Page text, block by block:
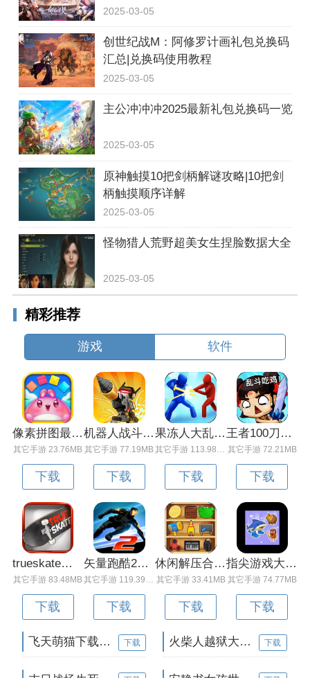
2025-03-05
创世纪战M：阿修罗计画礼包兑换码
汇总|兑换码使用教程
2025-03-05
主公冲冲冲2025最新礼包兑换码一览
2025-03-05
原神触摸10把剑柄解谜攻略|10把剑
柄触摸顺序详解
2025-03-05
怪物猎人荒野超美女生捏脸数据大全
2025-03-05
精彩推荐
游戏 软件
像素拼图最新版下载v5.01 安卓版
其它手游 23.76MB
下载
机器人战斗竞技场手机版下载v3.71 安卓版
其它手游 77.19MB
下载
果冻人大乱斗最新版下载v1.1.0 安卓版
下载
王者100刀最新版下载v1.2 安卓版
其它手游 72.21MB
下载
trueskate真实滑板正版下载v1.5.102 安卓版
其它手游 83.48MB
下载
矢量跑酷2最新版下载v1.2.1 安卓版
下载
休闲解压合集下载v1.0.0 安卓版
其它手游 33.41MB
下载
指尖游戏大师最新版下载v4.0.0 安卓版
其它手游 74.77MB
下载
飞天萌猫下载v3.0.3 安卓版 下载 火柴人越狱大逃脱下载v1.1 安卓版 下载